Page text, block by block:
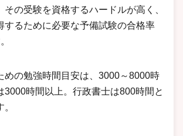
その受験を資格するハードルが高く、
するために必要な予備試験の合格率
めの勉強時間目安は、3000～8000時
3000時間以上。行政書士は800時間と